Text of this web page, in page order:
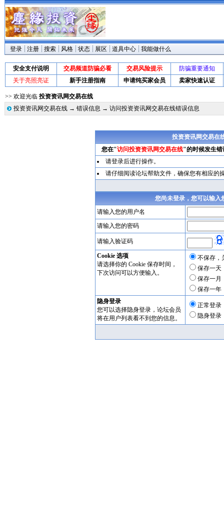
登录 注册 搜索 风格 状态 展区 道具中心 我能做什么
安全支付说明 交易频道防骗必看 交易风险提示
防骗重要通知
关于亮照亮证
新手注册指南 申请纯买家会员 卖家快速认证
>> 欢迎光临 投资资讯网交易在线
投资资讯网交易在线→ 错误信息 → 访问投资资讯网交易在线错误信息
投资资讯网交易在
您在"访问投资资讯网交易在线"的时候发生错
请登录后进行操作。
请仔细阅读论坛帮助文件，确保您有相应的
您尚未登录，您可以输入
请输入您的用户名
请输入您的密码
请输入验证码
Cookie 选项
请选择你的 Cookie 保存时间，
下次访问可以方便输入。
不保存，
保存一天
保存一月
保存一年
隐身登录
您可以选择隐身登录，论坛会员
将在用户列表看不到您的信息。
正常登录
隐身登录